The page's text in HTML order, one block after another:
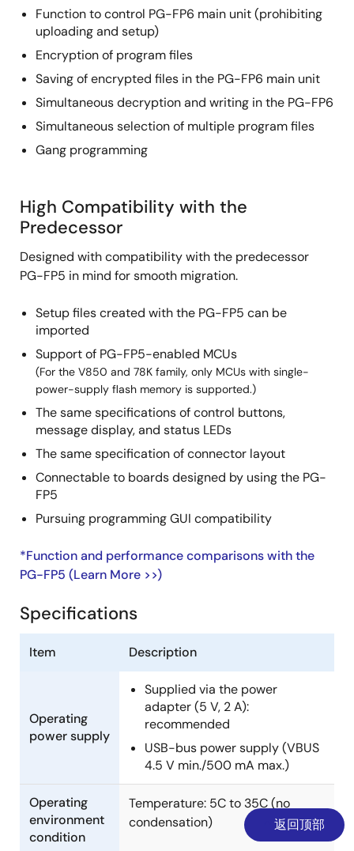
Function to control PG-FP6 main unit (prohibiting
uploading and setup)
Encryption of program files
Saving of encrypted files in the PG-FP6 main unit
Simultaneous decryption and writing in the PG-FP6
Simultaneous selection of multiple program files
Gang programming
High Compatibility with the
Predecessor
Designed with compatibility with the predecessor
PG-FP5 in mind for smooth migration.
Setup files created with the PG-FP5 can be
imported
Support of PG-FP5-enabled MCUs
(For the V850 and 78K family, only MCUs with single-
power-supply flash memory is supported.)
The same specifications of control buttons,
message display, and status LEDs
The same specification of connector layout
Connectable to boards designed by using the PG-
FP5
Pursuing programming GUI compatibility
*Function and performance comparisons with the
PG-FP5 (Learn More >>)
Specifications
Item Description
Operating
power supply
Supplied via the power
adapter (5 V, 2 A):
recommended
USB-bus power supply (VBUS
4.5 V min./500 mA max.)
Operating
environment
condition
Temperature: 5C to 35C (no
condensation)
返回顶部